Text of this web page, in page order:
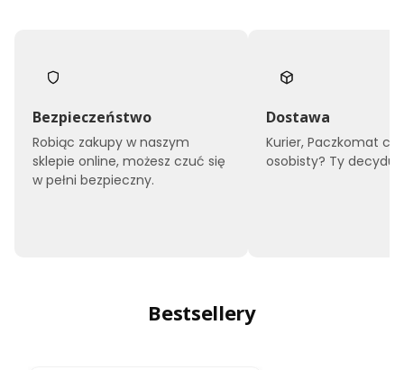
Bezpieczeństwo
Robiąc zakupy w naszym
sklepie online, możesz czuć się
w pełni bezpieczny.
Dostawa
Kurier, Paczkomat
osobisty? Ty
Bestsellery